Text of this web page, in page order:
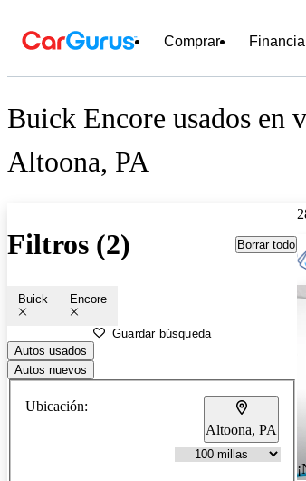
Comprar
Buick Encore usados en
Altoona, PA
Filtros (2) Borrar todo
Buick Encore
Guardar búsqueda
Autos usados
Autos nuevos
Ubicación:
Altoona, PA